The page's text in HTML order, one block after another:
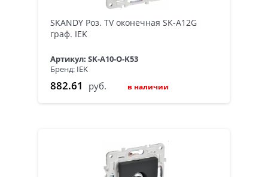
SKANDY Роз. TV оконечная SK-A12G
граф. IEK
Артикул: SK-A10-O-K53
Бренд: IEK
882.61 руб. в наличии